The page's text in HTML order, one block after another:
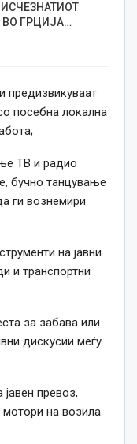
ВО ГРЦИЈА…
предизвикуваат
посебна локална
ТВ и радио
бучно танцување
ги вознемири
на јавни
и транспортни
за забава или
дискусии меѓу
превоз,
мотори на возила